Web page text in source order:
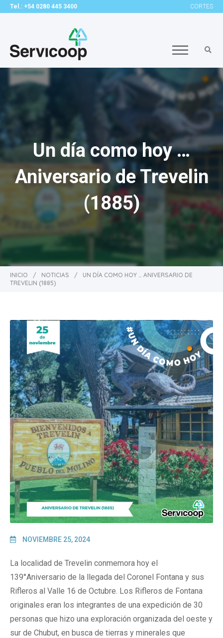
Tel.: +54 0280 445 3400 CORTES
Un día como hoy …
Aniversario de Trevelin
(1885)
INICIO / NOTICIAS /
UN DÍA COMO HOY … ANIVERSARIO DE
TREVELIN (1885)
NOVIEMBRE 25, 2024
La localidad de Trevelin conmemora hoy el
139°Aniversario de la llegada del Coronel Fontana y sus
Rifleros al Valle 16 de Octubre. Los Rifleros de Fontana
originales eran los integrantes de una expedición de 30
personas que hizo una exploración organizada del oeste y
sur de Chubut, en busca de tierras y minerales que